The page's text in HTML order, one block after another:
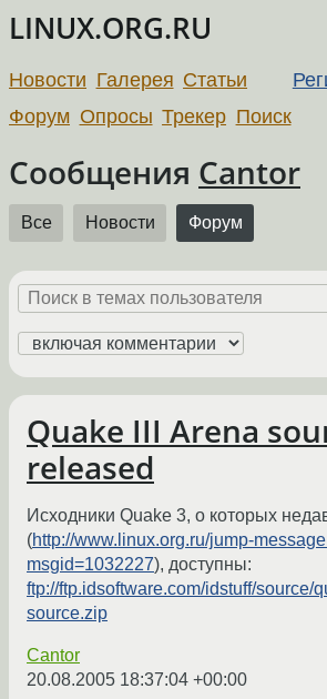
LINUX.ORG.RU
Новости Галерея Статьи
Форум Опросы Трекер Поиск
Сообщения Cantor
Все Новости Форум
Quake III Arena
released
Исходники Quake 3, о которых
(http://www.linux.org.ru/jump-
msgid=1032227), доступны:
ftp://ftp.idsoftware.com/idstuff/source/
source.zip
Cantor
20.08.2005 18:37:04 +00:00